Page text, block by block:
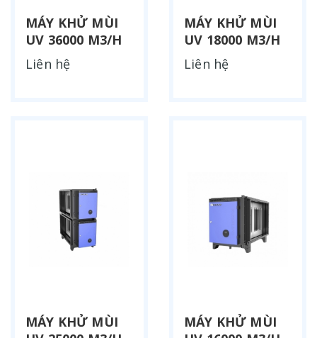
MÁY KHỬ MÙI
UV 36000 M3/H
Liên hệ
MÁY KHỬ MÙI
UV 18000 M3/H
Liên hệ
MÁY KHỬ MÙI
MÁY KHỬ MÙI